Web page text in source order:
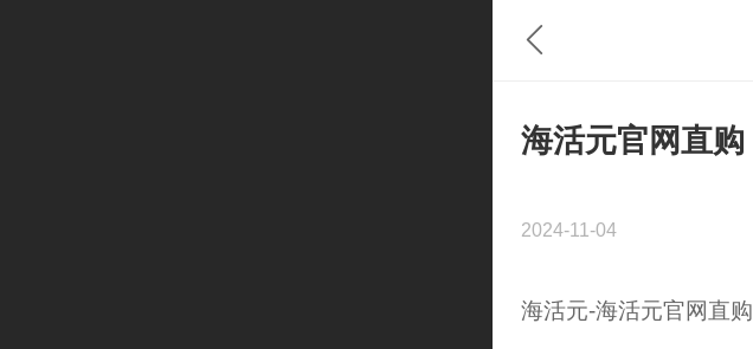
海活元官网直购
2024-11-04
海活元-海活元官网直购